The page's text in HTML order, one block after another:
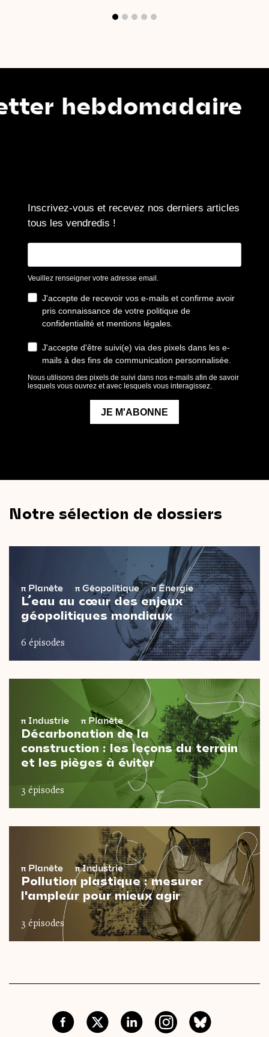
Notre sélection de dossiers
π Planète π Géopolitique πÉnergie
L’eau au cœur des enjeux
géopolitiques mondiaux
6 épisodes
π Industrie π Planète
Décarbonation de la
construction : les leçons du terrain
et les pièges à éviter
3 épisodes
π Planète πIndustrie
Pollution plastique : mesurer
l'ampleur pour mieux agir
3 épisodes